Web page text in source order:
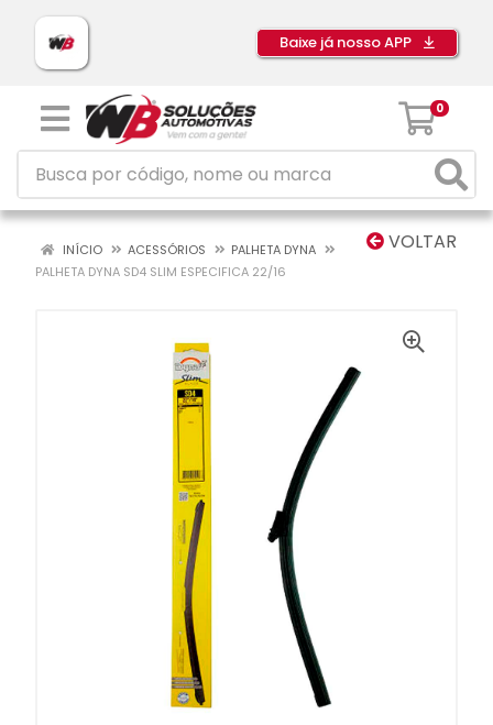
Baixe já nosso APP
0
VOLTAR
INÍCIO ACESSÓRIOS
PALHETA DYNA
PALHETA DYNA SD4 SLIM ESPECIFICA 22/16